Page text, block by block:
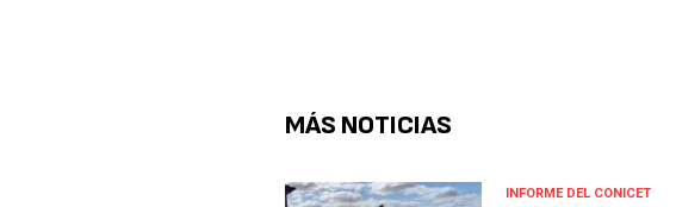
MÁS NOTICIAS
INFORME DEL CONICET